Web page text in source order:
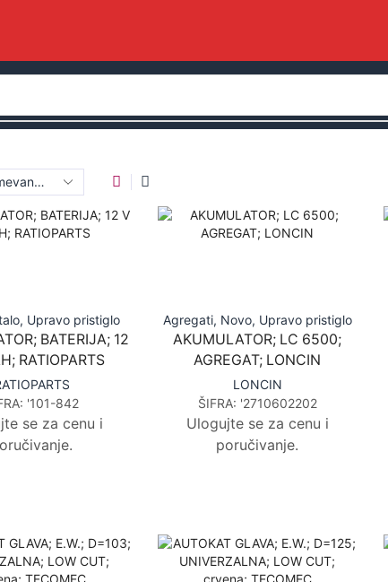
, Upravo pristiglo
BATERIJA; 12
RATIOPARTS
'101-842
se za cenu i
Agregati, Novo, Upravo pristiglo
AKUMULATOR; LC 6500;
AGREGAT; LONCIN
LONCIN
ŠIFRA: '2710602202
Ulogujte se za cenu i
poručivanje.